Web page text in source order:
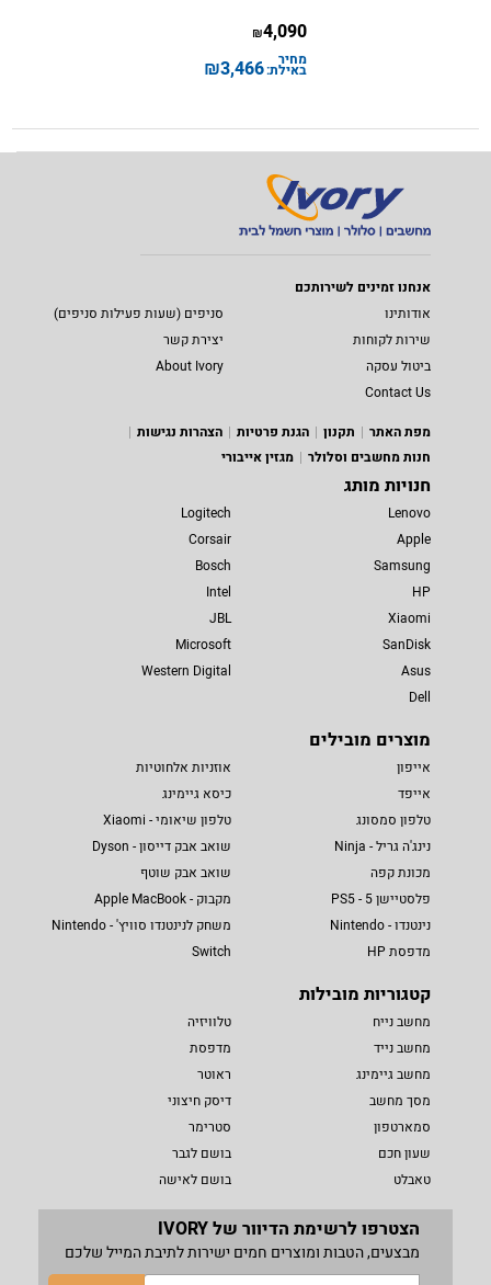
4,090
₪
מחיר
באילת:3,466
₪
אנחנו זמינים לשירותכם
אודותינו
סניפים (שעות פעילות סניפים)
שירות לקוחות
יצירת קשר
ביטול עסקה
About Ivory
Contact Us
מפת האתר
תקנון הגנת פרטיות
הצהרות נגישות
חנות מחשבים וסלולר
מגזין אייבורי
חנויות מותג
Lenovo
Apple
Samsung
HP
Xiaomi
SanDisk
Asus
Dell
Logitech
Corsair
Bosch
Intel
JBL
Microsoft
Western Digital
מוצרים מובילים
אייפון
אייפד
טלפון סמסונג
נינג'ה גריל - Ninja
מכונת קפה
פלסטיישן 5 - PS5
נינטנדו - Nintendo
מדפסת HP
אוזניות אלחוטיות
כיסא גיימינג
טלפון שיאומי - Xiaomi
שואב אבק דייסון - Dyson
שואב אבק שוטף
מקבוק - Apple MacBook
משחק לנינטנדו סוויץ' - Nintendo
Switch
קטגוריות מובילות
מחשב נייח
מחשב נייד
מחשב גיימינג
מסך מחשב
סמארטפון
שעון חכם
טאבלט
טלוויזיה
מדפסת
ראוטר
דיסק חיצוני
סטרימר
בושם לגבר
בושם לאישה
הצטרפו לרשימת הדיוור של IVORY
מבצעים, הטבות ומוצרים חמים ישירות לתיבת המייל שלכם